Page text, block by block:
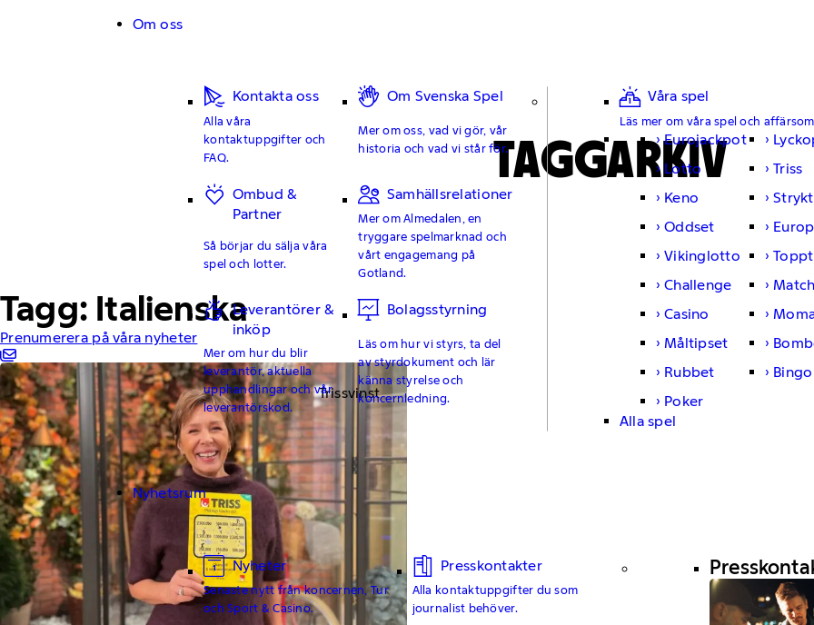
Om oss
Kontakta oss
Alla våra
kontaktuppgifter och
FAQ.
Om Svenska Spel
Mer om oss, vad vi gör, vår
historia och vad vi står för.
Ombud &
Partner
Så börjar du sälja våra
spel och lotter.
Samhällsrelationer
Mer om Almedalen, en
tryggare spelmarknad och
vårt engagemang på
Gotland.
Leverantörer &
inköp
Mer om hur du blir
leverantör, aktuella
upphandlingar och vår
leverantörskod.
Bolagsstyrning
Läs om hur vi styrs, ta del
av styrdokument och lär
känna styrelse och
koncernledning.
Våra spel
Läs mer om våra spel och
Eurojackpot
Lotto
Triss
Keno
Oddset
Vikinglotto
Challenge
Casino
Måltipset
Rubbet
Bingo
Poker
Alla spel
Nyhetsrum
Nyheter
Senaste nytt från koncernen, Tur
och Sport & Casino.
Presskontakter
Alla kontaktuppgifter du som
journalist behöver.
TAGGARKIV
Tagg: Italienska
Prenumerera på våra nyheter
Trissvinst